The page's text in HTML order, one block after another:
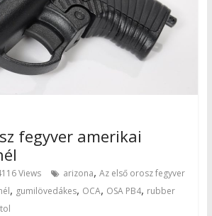
fegyver amerikai
Views arizona, Az első orosz fegyver
, gumilövedákes, OCA, OSA PB4, rubber